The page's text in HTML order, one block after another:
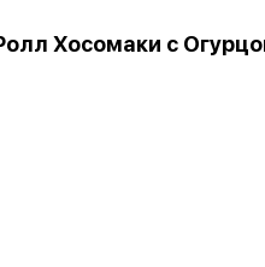
Хосомаки с